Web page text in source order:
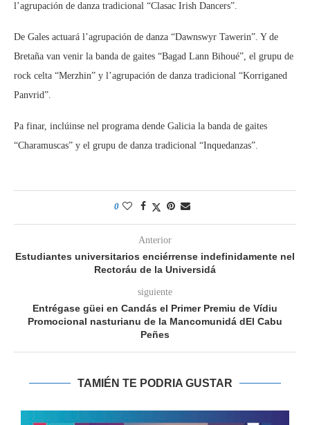
l’agrupación de danza tradicional “Clasac Irish Dancers”.
De Gales actuará l’agrupación de danza “Dawnswyr Tawerin”. Y de
Bretaña van venir la banda de gaites “Bagad Lann Bihoué”, el grupu de
rock celta “Merzhin” y l’agrupación de danza tradicional “Korriganed
Panvrid”.
Pa finar, inclúinse nel programa dende Galicia la banda de gaites
“Charamuscas” y el grupu de danza tradicional “Inquedanzas”.
0
Anterior
Estudiantes universitarios enciérrense indefinidamente nel
Rectoráu de la Universidá
siguiente
Entrégase güei en Candás el Primer Premiu de Vídiu
Promocional nasturianu de la Mancomunidá dEl Cabu
Peñes
TAMIÉN TE PODRIA GUSTAR